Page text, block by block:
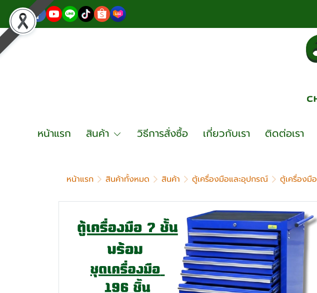
หน้าแรก สินค้า วิธีการสั่งซื้อ เกี่ยวกับเรา ติดต่อเรา
หน้าแรก สินค้าทั้งหมด สินค้า ตู้เครื่องมือและอุปกรณ์ ตู้เครื่องมือ